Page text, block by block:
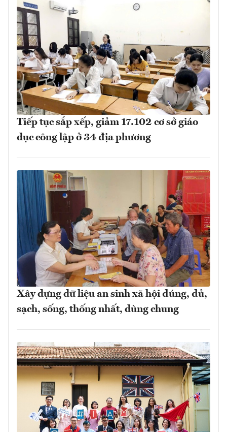
Tiếp tục sắp xếp, giảm 17.102 cơ sở giáo
dục công lập ở 34 địa phương
Xây dựng dữ liệu an sinh xã hội đúng, đủ,
sạch, sống, thống nhất, dùng chung